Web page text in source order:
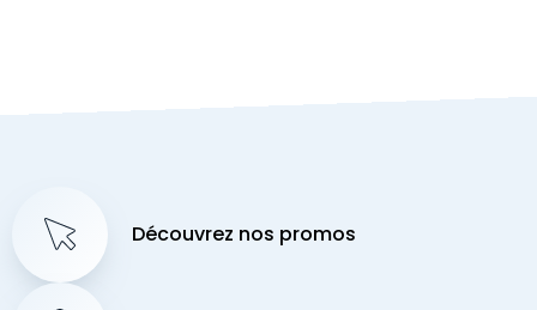
Découvrez nos promos